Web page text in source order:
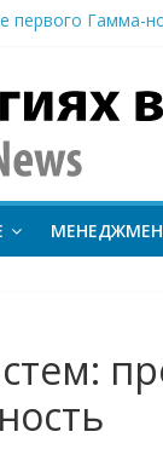
первого Гамма-
развития
следить за